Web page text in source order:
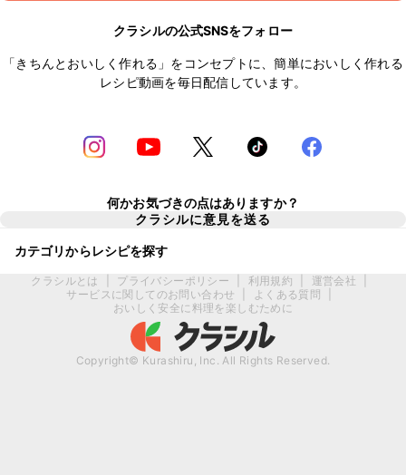
クラシルの公式SNSをフォロー
「きちんとおいしく作れる」をコンセプトに、簡単においしく作れる
レシピ動画を毎日配信しています。
何かお気づきの点はありますか？
クラシルに意見を送る
カテゴリからレシピを探す
クラシルとは プライバシーポリシー 利用規約 運営会社
サービスに関してのお問い合わせ
よくある質問
おいしく安全に料理を楽しむために
Copyright© Kurashiru, Inc. All Rights Reserved.